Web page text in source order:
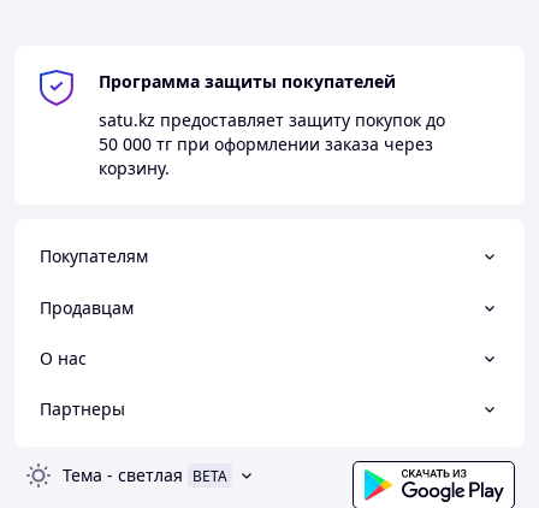
Программа защиты покупателей
satu.kz предоставляет защиту покупок до
50 000 тг при оформлении заказа через
корзину.
Покупателям
Продавцам
О нас
Партнеры
Тема - светлая BETA